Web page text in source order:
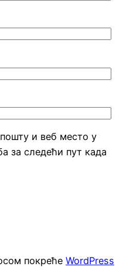
и веб место у
за следећи пут када
покреће WordPress